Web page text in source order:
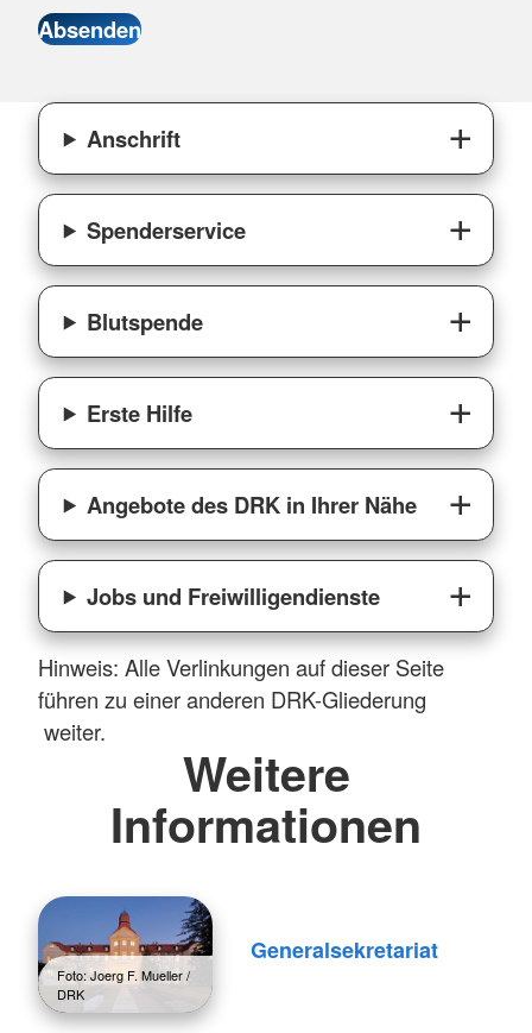
Anschrift
Spenderservice
Blutspende
Erste Hilfe
Angebote des DRK in Ihrer Nähe
Jobs und Freiwilligendienste
Hinweis: Alle Verlinkungen auf dieser Seite
führen zu einer anderen DRK-Gliederung
weiter.
Weitere
Informationen
Foto: Joerg F. Mueller /
DRK
Generalsekretariat